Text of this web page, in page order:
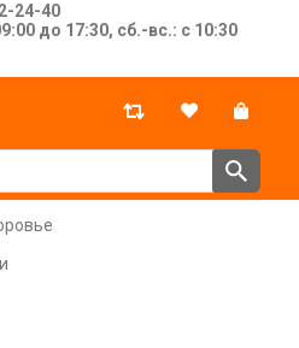
24-40
до 17:30, сб.-вс.: с 10:30